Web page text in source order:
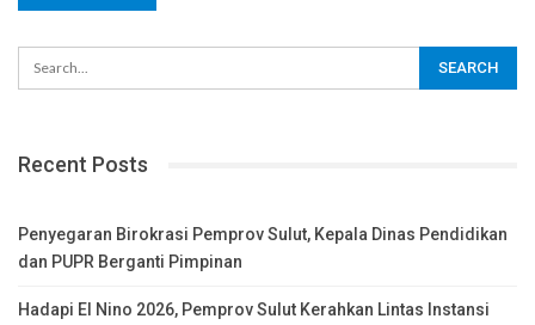
Recent Posts
Penyegaran Birokrasi Pemprov Sulut, Kepala Dinas Pendidikan
dan PUPR Berganti Pimpinan
Hadapi El Nino 2026, Pemprov Sulut Kerahkan Lintas Instansi